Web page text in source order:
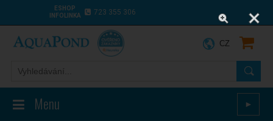
ESHOP
INFOLINKA
723 355 306
Menu ►
CZ